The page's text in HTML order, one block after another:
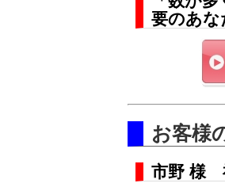
要のあな
お客様
市野 様